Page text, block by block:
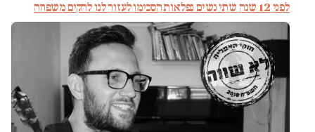
לפני 12 שנה שתי נשים נפלאות הסכימו לעזור לנו להקים משפחה